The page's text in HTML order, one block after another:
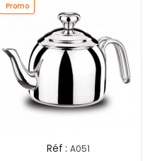
Promo
Réf : A051